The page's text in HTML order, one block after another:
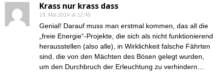
Krass nur krass dass
19. Mai 2014 at 12:48
Genial! Darauf muss man erstmal kommen, das all die
„freie Energie“-Projekte, die sich als nicht funktionierend
herausstellen (also alle), in Wirklichkeit falsche Fährten
sind, die von den Mächten des Bösen gelegt wurden,
um den Durchbruch der Erleuchtung zu verhindern…